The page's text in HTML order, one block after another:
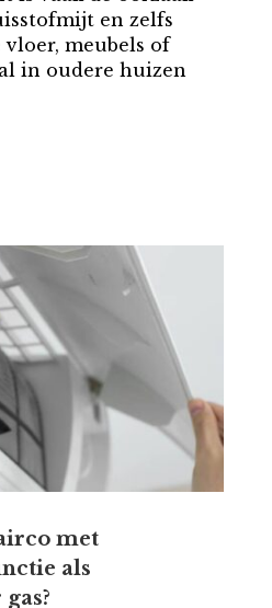
en zelfs
meubels of
in oudere huizen
met
als